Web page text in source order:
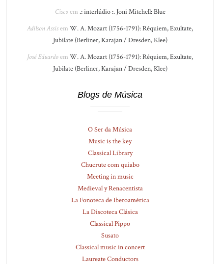
Ciscoem .: interlúdio :. Joni Mitchell: Blue
Adilson Assisem W. A. Mozart (1756-1791): Réquiem, Exultate,
Jubilate (Berliner, Karajan / Dresden, Klee)
José Eduardoem W. A. Mozart (1756-1791): Réquiem, Exultate,
Jubilate (Berliner, Karajan / Dresden, Klee)
Blogs de Música
O Ser da Música
Music is the key
Classical Library
Chucrute com quiabo
Meeting in music
Medieval y Renacentista
La Fonoteca de Iberoamérica
La Discoteca Clásica
Classical Pippo
Susato
Classical music in concert
Laureate Conductors